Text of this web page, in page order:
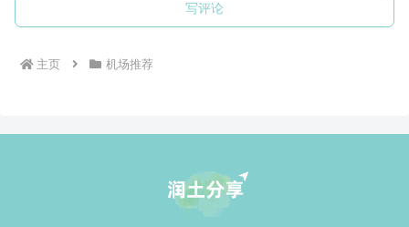
写评论
主页 机场推荐